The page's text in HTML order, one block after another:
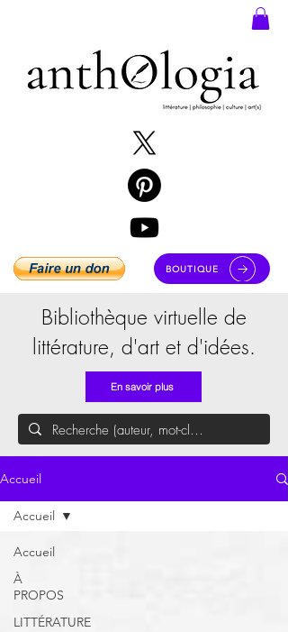
BOUTIQUE
Bibliothèque virtuelle de
littérature, d'art et d'idées.
En savoir plus
Accueil
Accueil
À
PROPOS
LITTÉRATURE
Accueil